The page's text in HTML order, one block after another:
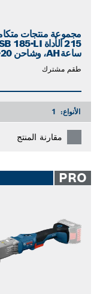
ساعةAH، وشاحن GAL 18V-20 في حقيبة
طقم مشترك
الأنواع: 1
مقارنة المنتج
PRO